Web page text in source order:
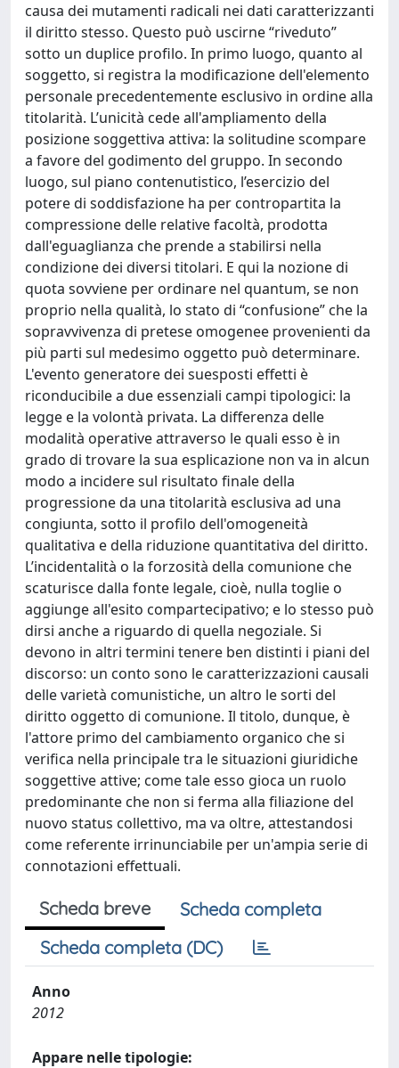
causa dei mutamenti radicali nei dati caratterizzanti
il diritto stesso. Questo può uscirne “riveduto”
sotto un duplice profilo. In primo luogo, quanto al
soggetto, si registra la modificazione dell'elemento
personale precedentemente esclusivo in ordine alla
titolarità. L’unicità cede all'ampliamento della
posizione soggettiva attiva: la solitudine scompare
a favore del godimento del gruppo. In secondo
luogo, sul piano contenutistico, l’esercizio del
potere di soddisfazione ha per contropartita la
compressione delle relative facoltà, prodotta
dall'eguaglianza che prende a stabilirsi nella
condizione dei diversi titolari. E qui la nozione di
quota sovviene per ordinare nel quantum, se non
proprio nella qualità, lo stato di “confusione” che la
sopravvivenza di pretese omogenee provenienti da
più parti sul medesimo oggetto può determinare.
L'evento generatore dei suesposti effetti è
riconducibile a due essenziali campi tipologici: la
legge e la volontà privata. La differenza delle
modalità operative attraverso le quali esso è in
grado di trovare la sua esplicazione non va in alcun
modo a incidere sul risultato finale della
progressione da una titolarità esclusiva ad una
congiunta, sotto il profilo dell'omogeneità
qualitativa e della riduzione quantitativa del diritto.
L’incidentalità o la forzosità della comunione che
scaturisce dalla fonte legale, cioè, nulla toglie o
aggiunge all'esito compartecipativo; e lo stesso può
dirsi anche a riguardo di quella negoziale. Si
devono in altri termini tenere ben distinti i piani del
discorso: un conto sono le caratterizzazioni causali
delle varietà comunistiche, un altro le sorti del
diritto oggetto di comunione. Il titolo, dunque, è
l'attore primo del cambiamento organico che si
verifica nella principale tra le situazioni giuridiche
soggettive attive; come tale esso gioca un ruolo
predominante che non si ferma alla filiazione del
nuovo status collettivo, ma va oltre, attestandosi
come referente irrinunciabile per un'ampia serie di
connotazioni effettuali.
Scheda breve
Scheda completa
Scheda completa (DC)
Anno
2012
Appare nelle tipologie: